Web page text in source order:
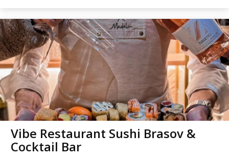
Vibe Restaurant Sushi Brasov &
Cocktail Bar